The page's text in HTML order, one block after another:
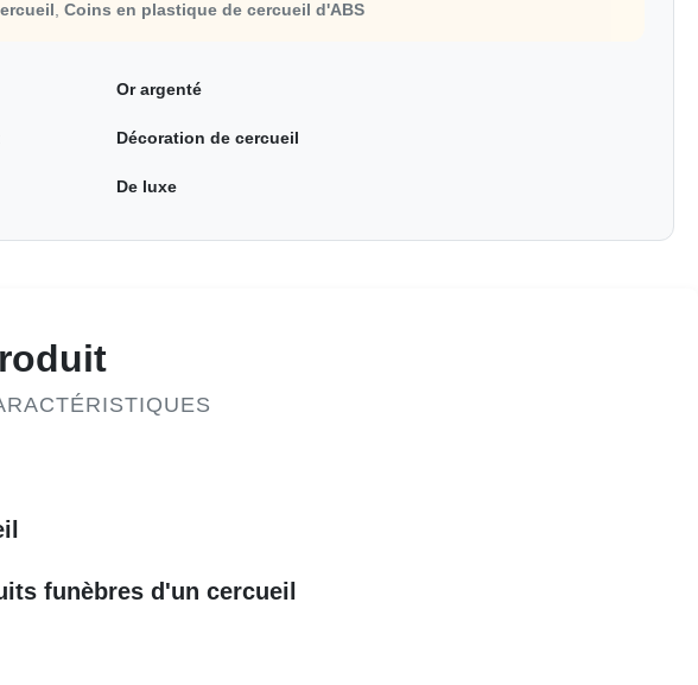
Coins en plastique de cercueil d'ABS
Or argenté
Décoration de cercueil
De luxe
funèbres d'un cercueil